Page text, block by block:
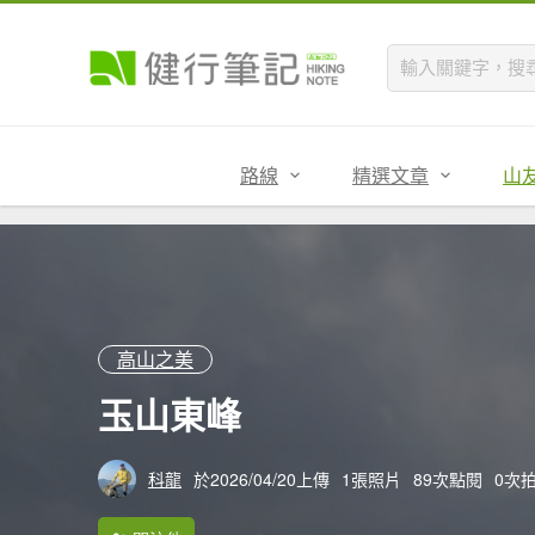
路線 精選文章 山
高山之美
玉山東峰
科龍 於2026/04/20上傳 1張照片 89次點閱 0次